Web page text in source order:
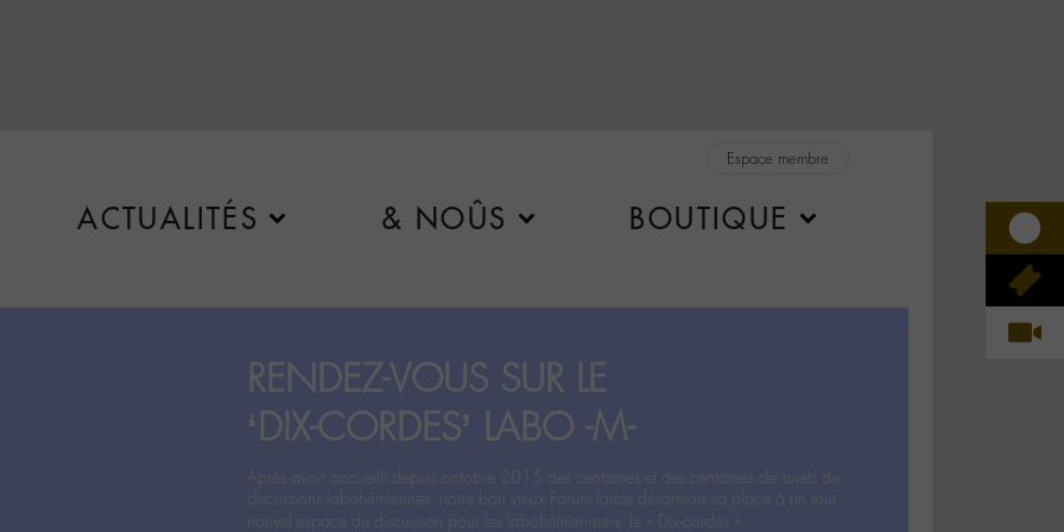
Espace membre
ACTUALITÉS & NOÛS BOUTIQUE
RENDEZ-VOUS SUR LE
‘DIX-CORDES’ LABO -M-
Après avoir accueilli depuis octobre 2015 des centaines et des centaines de sujets de
discussions labohémiennes, notre bon vieux Forum laisse désormais sa place à un tout
nouvel espace de discussion pour les labohémien‧ne‧s: le « Dix-cordes ».